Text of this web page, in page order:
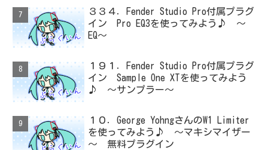
３３４．Fender Studio Pro付属プラグ
イン Pro EQ3を使ってみよう♪ ～
EQ～
１９１．Fender Studio Pro付属プラグ
イン Sample One XTを使ってみよう
♪ ～サンプラー～
１０．George YohngさんのW1 Limiter
を使ってみよう♪ ～マキシマイザー
～ 無料プラグイン